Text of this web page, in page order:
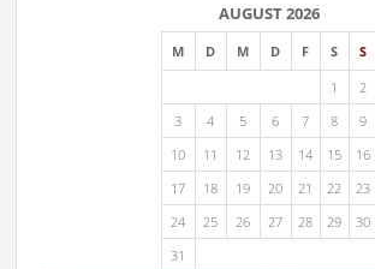
AUGUST 2026
M D M D F S
S
1
2
3
4 5 6 7 8
9
10
11 12 13 14 15
16
17
18 19 20 21 22
23
24
25 26 27 28 29
30
31